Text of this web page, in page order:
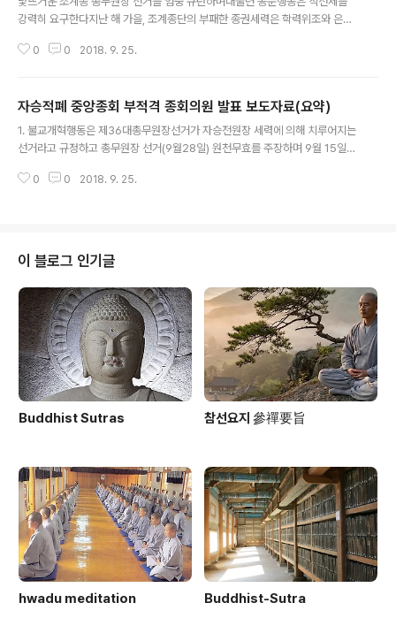
강력히 요구한다지난 해 가을, 조계종단의 부패한 종권세력은 학력위조와 은처
장으로 선출함으로써 700만 불자들의 가슴에 대못을 박았다. 당시 설정은 잘
로 설정의 사퇴를 요구하는 출가자와 불교단체를 해종세력으로 몰았다.이랬던
자승종권세력이 MBC PD수첩의 보도와 설조스님의 41일간의 단식, 재가불자
들의 빗발치는 “설정퇴진 자승구속” 요구로 위기에 몰리자 설정 원장의 범계의
0 0 2018. 9. 25.
자승적폐 중앙종회 부적격 종회의원 발표 보도자료(요약)
1. 불교개혁행동은 제36대총무원장선거가 자승전원장 세력에 의해 치루어지는
선거라고 규정하고 총무원장 선거(9월28일) 원천무효를 주장하며 9월 15일
앙종회는 자승 전 원장을 추종하는 세력들이 설정원장을 불신임하는 사태를 초
역할을 해온 중앙종회 의원들은 퇴출되어야 한다고 봅니다. 따라서 이들이 17
대 중앙종회의원선거에 입후보하는 것을 반대하며 만약 입후보를 할 경우 낙선
운동을 펼칠 것입니다.4...
0 0 2018. 9. 25.
이 블로그 인기글
Buddhist Sutras 참선요지 參禪要旨
hwadu meditation Buddhist-Sutra